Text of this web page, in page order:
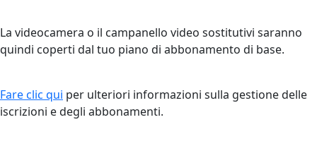
La videocamera o il campanello video sostitutivi saranno
quindi coperti dal tuo piano di abbonamento di base.
Fare clic qui per ulteriori informazioni sulla gestione delle
iscrizioni e degli abbonamenti.